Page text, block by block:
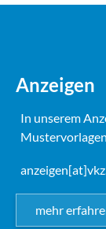
Anzeigen
In unserem
mehr